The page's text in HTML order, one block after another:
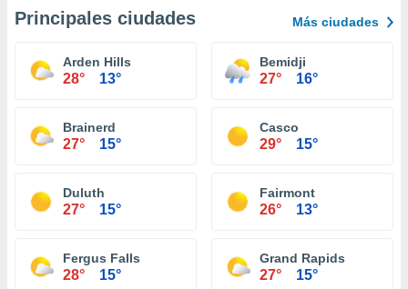
Principales ciudades Más ciudades
Arden Hills
28° 13°
Bemidji
27° 16°
Brainerd
27° 15°
Casco
29° 15°
Duluth
27° 15°
Fairmont
26° 13°
Fergus Falls
28° 15°
Grand Rapids
27° 15°